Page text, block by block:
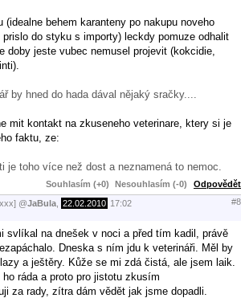
(idealne behem karanteny po nakupu noveho
do styku s importy) leckdy pomuze odhalit
doby jeste vubec nemusel projevit (kokcidie,
by hned do hada dával nějaký sračky....
mit kontakt na zkuseneho veterinare, ktery si je
faktu, ze:
je toho více než dost a neznamená to nemoc.
Souhlasím (+0) Nesouhlasím (-0) Odpovědět
@JaBula 22.02.2010 17:02 #8
svlíkal na dnešek v noci a před tím kadil, právě
Dneska s ním jdu k veterináři. Měl by
a ještěry. Kůže se mi zdá čistá, ale jsem laik.
ráda a proto pro jistotu zkusím
za rady, zítra dám vědět jak jsme dopadli.